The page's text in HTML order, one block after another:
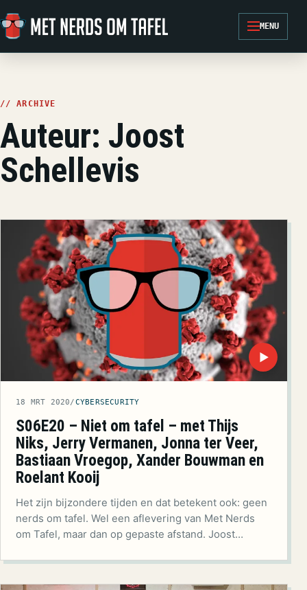
Ga naar de inhoud
MENU
// ARCHIVE
Auteur: Joost
Schellevis
▶
18 MRT 2020/CYBERSECURITY
S06E20 – Niet om tafel – met Thijs
Niks, Jerry Vermanen, Jonna ter Veer,
Bastiaan Vroegop, Xander Bouwman en
Roelant Kooij
Het zijn bijzondere tijden en dat betekent ook: geen
nerds om tafel. Wel een aflevering van Met Nerds
om Tafel, maar dan op gepaste afstand. Joost…